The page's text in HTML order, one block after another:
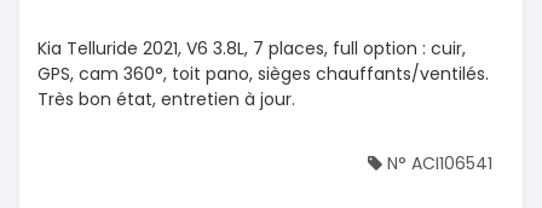
Kia Telluride 2021, V6 3.8L, 7 places, full option : cuir,
GPS, cam 360°, toit pano, sièges chauffants/ventilés.
Très bon état, entretien à jour.
N° ACI106541